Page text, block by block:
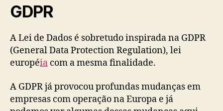
GDPR
A Lei de Dados é sobretudo inspirada na GDPR
(General Data Protection Regulation), lei
européia com a mesma finalidade.
A GDPR já provocou profundas mudanças em
empresas com operação na Europa e já